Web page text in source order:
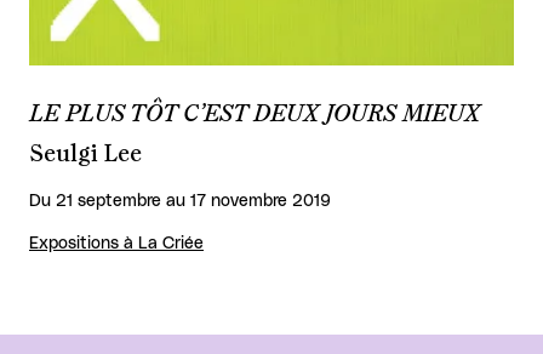
LE PLUS TÔT C’EST DEUX JOURS MIEUX
Seulgi Lee
Du 21 septembre au 17 novembre 2019
Expositions à La Criée